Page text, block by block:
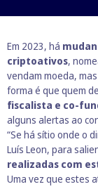
Em 2023, há
criptoativos,
vendam moeda,
forma é que quem
fiscalista e co-
alguns alertas ao
“Se há sítio onde o
Luís Leon, para
realizadas com
Uma vez que estes